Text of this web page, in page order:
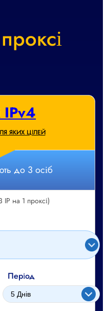
проксі
IPv4
ЯКИХ ЦІЛЕЙ
до 3 осіб
IP на 1 проксі)
Період